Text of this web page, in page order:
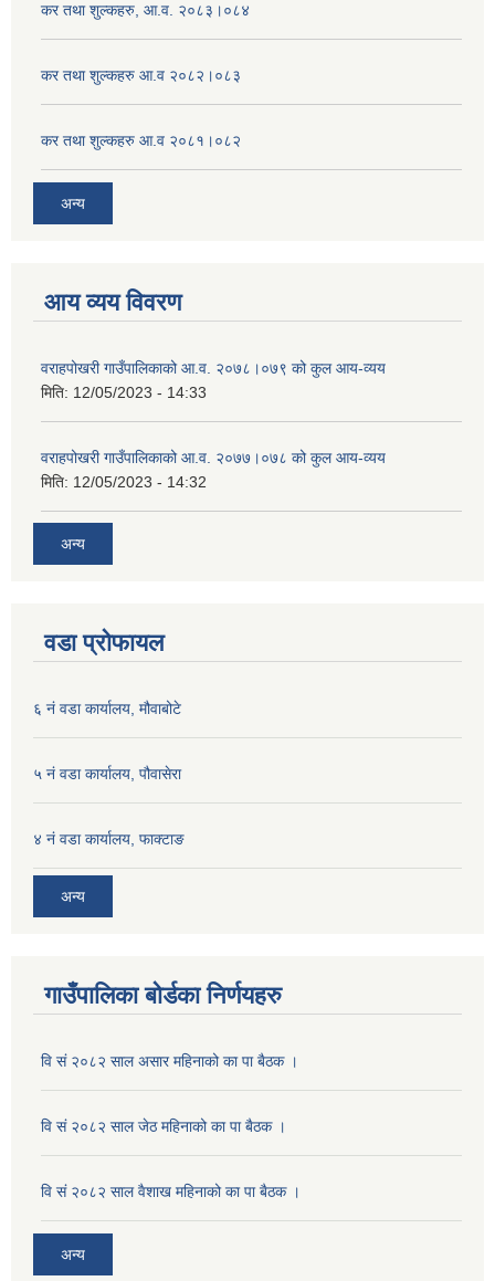
कर तथा शुल्कहरु, आ.व. २०८३।०८४
कर तथा शुल्कहरु आ.व २०८२।०८३
कर तथा शुल्कहरु आ.व २०८१।०८२
अन्य
आय व्यय विवरण
वराहपोखरी गाउँपालिकाको आ.व. २०७८।०७९ को कुल आय-व्यय
मिति: 12/05/2023 - 14:33
वराहपोखरी गाउँपालिकाको आ.व. २०७७।०७८ को कुल आय-व्यय
मिति: 12/05/2023 - 14:32
अन्य
वडा प्रोफायल
६ नं वडा कार्यालय, मौवाबोटे
५ नं वडा कार्यालय, पौवासेरा
४ नं वडा कार्यालय, फाक्टाङ
अन्य
गाउँपालिका बोर्डका निर्णयहरु
वि सं २०८२ साल असार महिनाको का पा बैठक ।
वि सं २०८२ साल जेठ महिनाको का पा बैठक ।
वि सं २०८२ साल वैशाख महिनाको का पा बैठक ।
अन्य